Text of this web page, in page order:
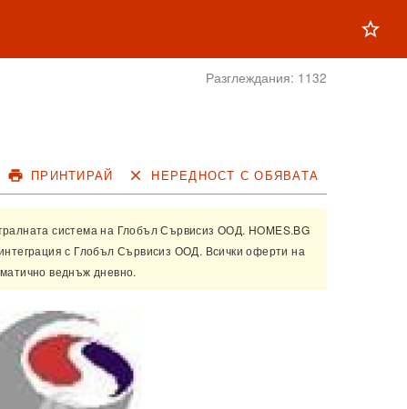
star_outline
Разглеждания: 1132
print ПРИНТИРАЙ close НЕРЕДНОСТ С ОБЯВАТА
система на Глобъл Сървисиз ООД. HOMES.BG
с Глобъл Сървисиз ООД. Всички оферти на
веднъж дневно.